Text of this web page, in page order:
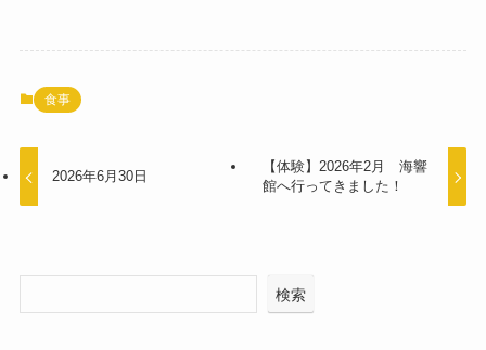
食事
2026年6月30日
【体験】2026年2月 海響
館へ行ってきました！
検索